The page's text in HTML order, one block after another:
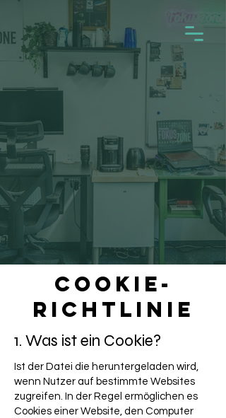
COOKIE-
RICHTLINIE
1. Was ist ein Cookie?
Ist der Datei die heruntergeladen wird,
wenn Nutzer auf bestimmte Websites
zugreifen. In der Regel ermöglichen es
Cookies einer Website, den Computer